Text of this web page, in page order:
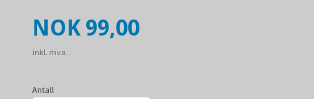
Pris
NOK 99,00
inkl. mva.
Antall